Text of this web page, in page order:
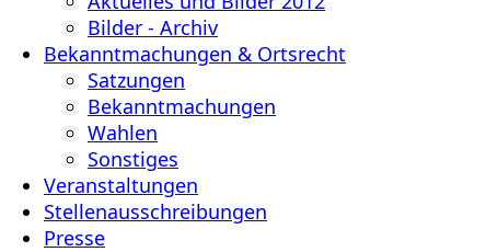
Bilder - Archiv
Bekanntmachungen & Ortsrecht
Satzungen
Bekanntmachungen
Wahlen
Sonstiges
Veranstaltungen
Stellenausschreibungen
Presse